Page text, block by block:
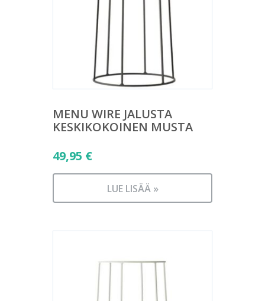
MENU WIRE JALUSTA
KESKIKOKOINEN MUSTA
49,95 €
LUE LISÄÄ »